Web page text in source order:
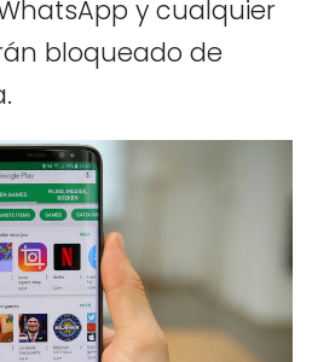
y cualquier
bloqueado de